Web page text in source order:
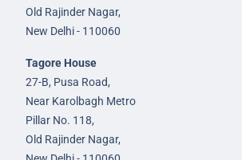
Old Rajinder Nagar,
New Delhi - 110060
Tagore House
27-B, Pusa Road,
Near Karolbagh Metro
Pillar No. 118,
Old Rajinder Nagar,